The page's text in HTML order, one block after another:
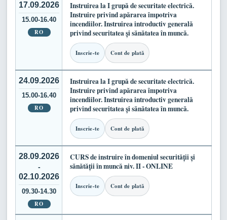
17.09.2026
15.00-16.40
RO
Instruirea la I grupă de securitate electrică.
Instruire privind apărarea împotriva
incendiilor. Instruirea introductiv generală
privind securitatea și sănătatea în muncă.
Inscrie-te Cont de plată
24.09.2026
15.00-16.40
RO
Instruirea la I grupă de securitate electrică.
Instruire privind apărarea împotriva
incendiilor. Instruirea introductiv generală
privind securitatea și sănătatea în muncă.
Inscrie-te Cont de plată
28.09.2026
-
02.10.2026
09.30-14.30
RO
CURS de instruire în domeniul securității și
sănătății în muncă niv. II - ONLINE
Inscrie-te Cont de plată